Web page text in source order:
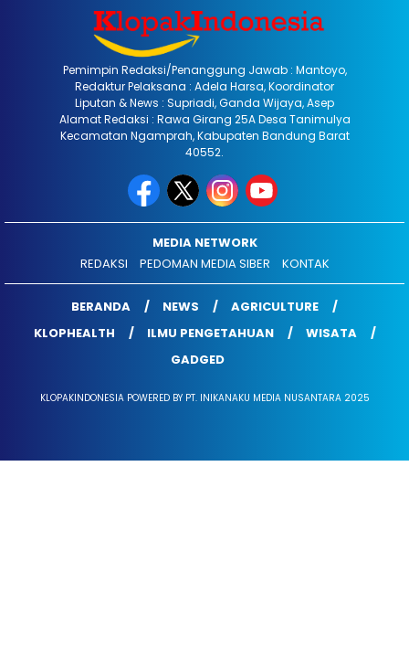
Pemimpin Redaksi/Penanggung Jawab : Mantoyo,
Redaktur Pelaksana : Adela Harsa, Koordinator
Liputan & News : Supriadi, Ganda Wijaya, Asep
Alamat Redaksi : Rawa Girang 25A Desa Tanimulya
Kecamatan Ngamprah, Kabupaten Bandung Barat
40552.
MEDIA NETWORK
REDAKSI
PEDOMAN MEDIA SIBER KONTAK
BERANDA NEWS
AGRICULTURE
KLOPHEALTH
ILMU PENGETAHUAN
WISATA
GADGED
KLOPAKINDONESIA POWERED BY PT. INIKANAKU MEDIA NUSANTARA 2025